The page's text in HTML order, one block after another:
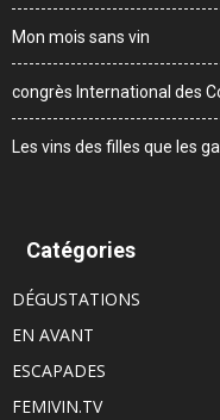
Mon mois sans vin
congrès International des
Les vins des filles que les
Catégories
DÉGUSTATIONS
EN AVANT
ESCAPADES
FEMIVIN.TV